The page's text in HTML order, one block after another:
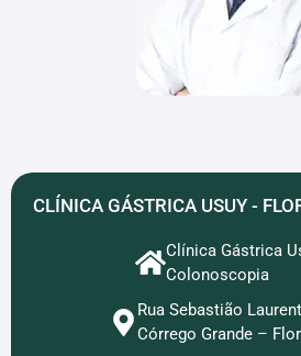
CLÍNICA GÁSTRICA USUY -
Clínica Gástrica
Colonoscopia
Rua Sebastião
Córrego Grande –